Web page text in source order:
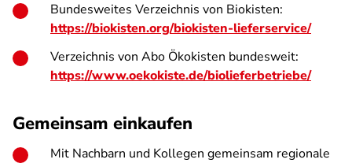
Bundesweites Verzeichnis von Biokisten:
https://biokisten.org/biokisten-lieferservice/
Verzeichnis von Abo Ökokisten bundesweit:
https://www.oekokiste.de/biolieferbetriebe/
Gemeinsam einkaufen
Mit Nachbarn und Kollegen gemeinsam regionale